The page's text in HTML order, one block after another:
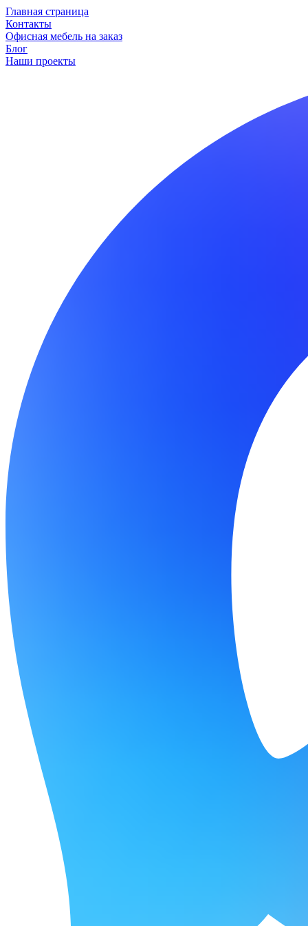
Главная страница
Контакты
Офисная мебель на заказ
Блог
Наши проекты